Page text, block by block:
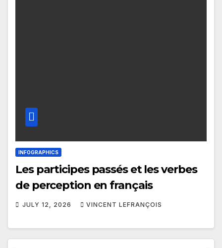
INFOGRAPHICS
Les participes passés et les verbes
de perception en français
JULY 12, 2026 VINCENT LEFRANÇOIS